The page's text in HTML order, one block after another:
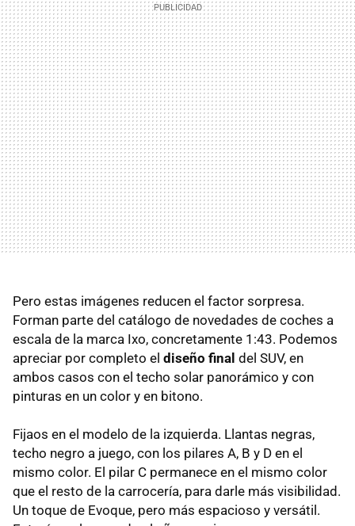
Pero estas imágenes reducen el factor sorpresa.
Forman parte del catálogo de novedades de coches a
escala de la marca Ixo, concretamente 1:43. Podemos
apreciar por completo el diseño final del SUV, en
ambos casos con el techo solar panorámico y con
pinturas en un color y en bitono.
Fijaos en el modelo de la izquierda. Llantas negras,
techo negro a juego, con los pilares A, B y D en el
mismo color. El pilar C permanece en el mismo color
que el resto de la carrocería, para darle más visibilidad.
Un toque de Evoque, pero más espacioso y versátil.